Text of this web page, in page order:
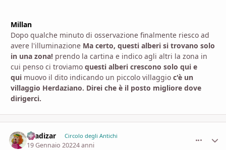
Millan
Dopo qualche minuto di osservazione finalmente riesco ad
avere l'illuminazione Ma certo, questi alberi si trovano solo
in una zona! prendo la cartina e indico agli altri la zona in
cui penso ci troviamo questi alberi crescono solo qui e
qui muovo il dito indicando un piccolo villaggio c'è un
villaggio Herdaziano. Direi che è il posto migliore dove
dirigerci.
shadizar Circolo degli Antichi
19 Gennaio 20224 anni